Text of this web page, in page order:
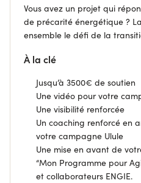
Vous avez un projet qui
de précarité énergétique ?
ensemble le défi de la
À la clé
Jusqu’à 3500€ de soutien
Une vidéo pour votre
Une visibilité renforcée
Un coaching renforcé en
votre campagne Ulule
Une mise en avant de
“Mon Programme pour
et collaborateurs ENGIE.